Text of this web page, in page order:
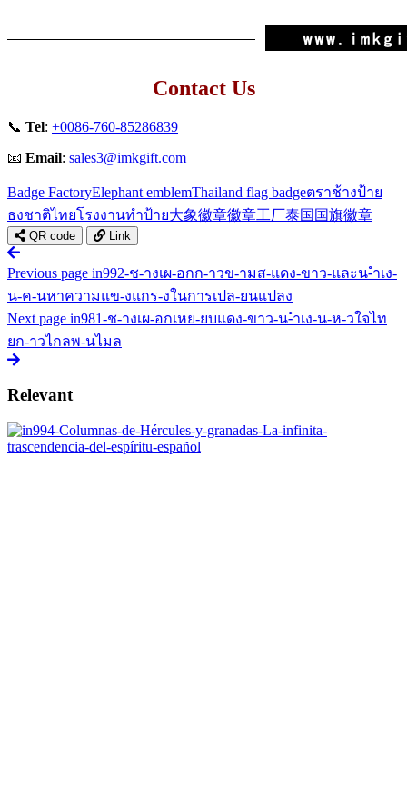
Contact Us
📞 Tel: +0086-760-85286839
📧 Email: sales3@imkgift.com
Badge FactoryElephant emblemThailand flag badgeตราช้างป้าย
ธงชาติไทยโรงงานทำป้าย大象徽章徽章工厂泰国国旗徽章
QR code Link
Previous page in992-ช-างเผ-อกก-าวข-ามส-แดง-ขาว-และน-ำเง-
น-ค-นหาความแข-งแกร-งในการเปล-ยนแปลง
Next page in981-ช-างเผ-อกเหย-ยบแดง-ขาว-น-ำเง-น-ห-วใจไท
ยก-าวไกลพ-นไมล
Relevant